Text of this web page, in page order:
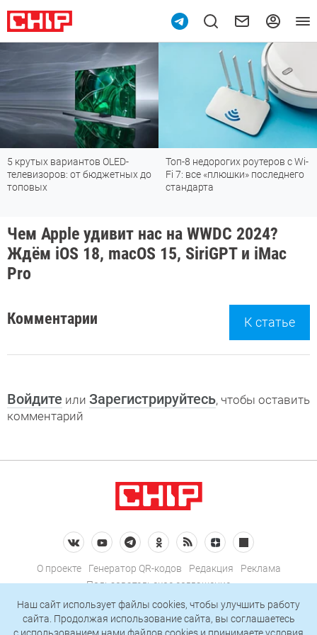
5 крутых вариантов OLED-
телевизоров: от бюджетных до
топовых
Топ-8 недорогих роутеров с Wi-
Fi 7: все «плюшки» последнего
стандарта
Чем Apple удивит нас на WWDC 2024?
Ждём iOS 18, macOS 15, SiriGPT и iMac
Pro
Комментарии К статье
Войдите или Зарегистрируйтесь, чтобы оставить
комментарий
О проекте Генератор QR-кодов Редакция
Реклама
Пользовательское соглашение
Политика конфиденциальности
Подписаться на рассылку
Наш сайт использует файлы cookies, чтобы улучшить работу
сайта. Продолжая использование сайта, вы соглашаетесь